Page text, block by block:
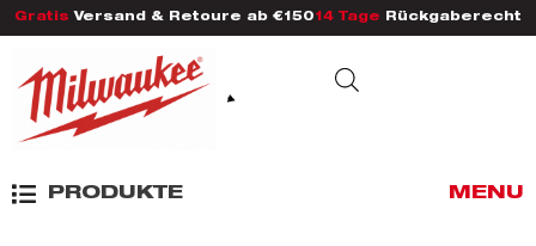
Gratis Versand & Retoure ab €150 14 Tage Rückgaberecht
PRODUKTE MENU